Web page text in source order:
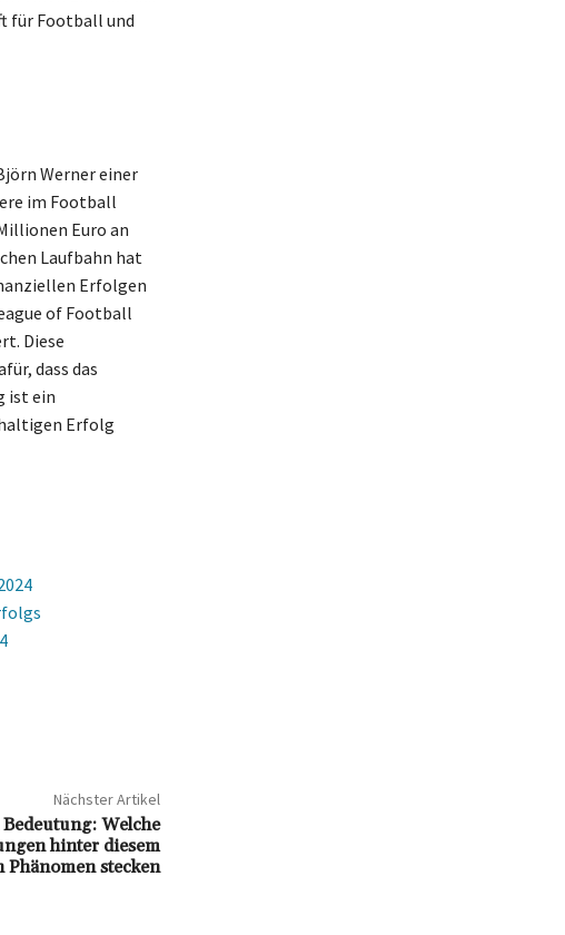
für Football und
Werner einer
im Football
Euro an
Laufbahn hat
Erfolgen
of Football
Diese
dass das
ist ein
Erfolg
Nächster Artikel
Welche
hinter diesem
stecken